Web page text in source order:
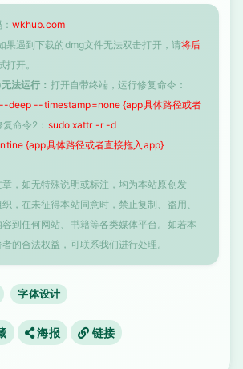
wkhub.com
果遇到下载的dmg文件无法双击打开，请将后
打开。
法运行： 打开自带终端，运行修复命令：
deep --timestamp=none {app具体路径或者
命令2： sudo xattr -r -d
{app具体路径或者直接拖入app}
，如无特殊说明或标注，均为本站原创发
，在未征得本站同意时，禁止复制、盗用、
到任何网站、书籍等各类媒体平台。如若本
的合法权益，可联系我们进行处理。
字体设计
海报 链接